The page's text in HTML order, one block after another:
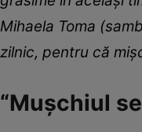
Mihaela Toma
zilnic, pentru că
“Mușchiul